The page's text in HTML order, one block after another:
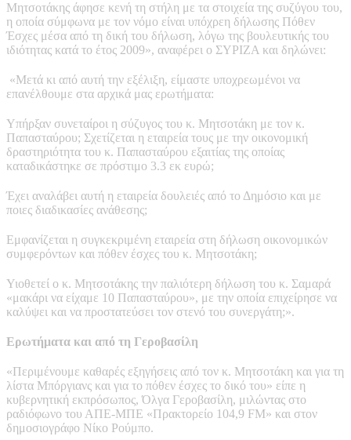
Μητσοτάκης άφησε κενή τη στήλη με τα στοιχεία της συζύγου του,
η οποία σύμφωνα με τον νόμο είναι υπόχρεη δήλωσης Πόθεν
Έσχες μέσα από τη δική του δήλωση, λόγω της βουλευτικής του
ιδιότητας κατά το έτος 2009», αναφέρει ο ΣΥΡΙΖΑ και δηλώνει:
«Μετά κι από αυτή την εξέλιξη, είμαστε υποχρεωμένοι να
επανέλθουμε στα αρχικά μας ερωτήματα:
Υπήρξαν συνεταίροι η σύζυγος του κ. Μητσοτάκη με τον κ.
Παπασταύρου; Σχετίζεται η εταιρεία τους με την οικονομική
δραστηριότητα του κ. Παπασταύρου εξαιτίας της οποίας
καταδικάστηκε σε πρόστιμο 3.3 εκ ευρώ;
Έχει αναλάβει αυτή η εταιρεία δουλειές από το Δημόσιο και με
ποιες διαδικασίες ανάθεσης;
Εμφανίζεται η συγκεκριμένη εταιρεία στη δήλωση οικονομικών
συμφερόντων και πόθεν έσχες του κ. Μητσοτάκη;
Υιοθετεί ο κ. Μητσοτάκης την παλιότερη δήλωση του κ. Σαμαρά
«μακάρι να είχαμε 10 Παπασταύρου», με την οποία επιχείρησε να
καλύψει και να προστατεύσει τον στενό του συνεργάτη;».
Ερωτήματα και από τη Γεροβασίλη
«Περιμένουμε καθαρές εξηγήσεις από τον κ. Μητσοτάκη και για τη
λίστα Μπόργιανς και για το πόθεν έσχες το δικό του» είπε η
κυβερνητική εκπρόσωπος, Όλγα Γεροβασίλη, μιλώντας στο
ραδιόφωνο του ΑΠΕ-ΜΠΕ «Πρακτορείο 104,9 FM» και στον
δημοσιογράφο Νίκο Ρούμπο.